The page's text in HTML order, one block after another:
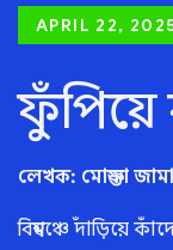
Posted
APRIL 22,
ফুঁপিয়ে
লেখক: মোস্তফা
বিশ্বমঞ্চে দাঁড়িয়ে